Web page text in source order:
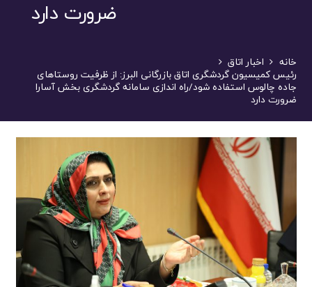
ضرورت دارد
خانه اخبار اتاق
رئیس کمیسیون گردشگری اتاق بازرگانی البرز: از ظرفیت روستاهای
جاده چالوس استفاده شود/راه اندازی سامانه گردشگری بخش آسارا
ضرورت دارد